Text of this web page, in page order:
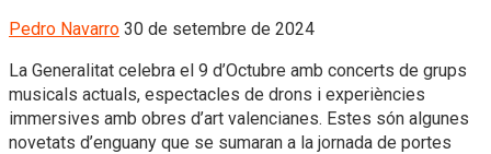
Pedro Navarro 30 de setembre de 2024
La Generalitat celebra el 9 d’Octubre amb concerts de grups
musicals actuals, espectacles de drons i experiències
immersives amb obres d’art valencianes. Estes són algunes
novetats d’enguany que se sumaran a la jornada de portes